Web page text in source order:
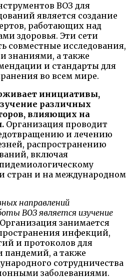
ВОЗ для
является создание
работающих над
здоровья. Эти сети
совместные исследования,
знаниями, а также
и стандарты для
во всем мире.
инициативы,
различных
влияющих на
Организация проводит
и лечению
распространению
включая
стран и на международном
направлений
ВОЗ является изучение
Организация занимается
инфекций,
и протоколов для
а также
сотрудничества
заболеваниями.